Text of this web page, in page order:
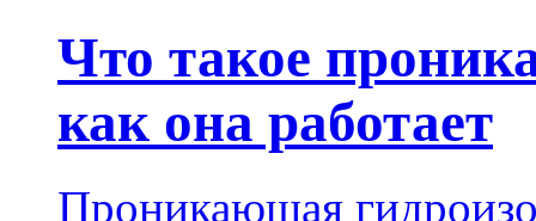
Что такое
как она работает
Проникающая